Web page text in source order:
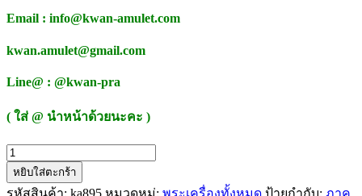
Email : info@kwan-amulet.com
kwan.amulet@gmail.com
Line@ : @kwan-pra
( ใส่ @ นำหน้าด้วยนะคะ )
จำนวน
ลูกอม
หยิบใส่ตะกร้า
รหัสสินค้า: ka895 หมวดหมู่: พระเครื่องทั้งหมด ป้ายกำกับ: ภาค